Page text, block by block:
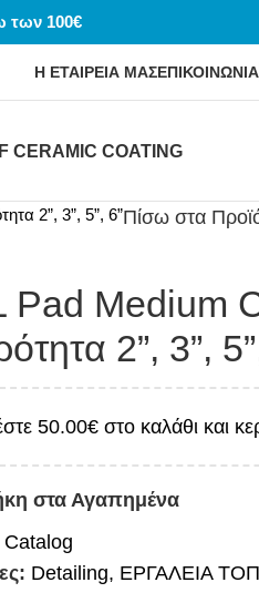
των 100€
Η ΕΤΑΙΡΕΙΑ ΜΑΣΕΠΙΚΟΙΝΩΝΙΑ
CERAMIC COATING
2”, 3”, 5”, 6”Πίσω στα
Pad Medium
2”, 3”,
50.00€ στο καλάθι και
στα Αγαπημένα
Detailing, ΕΡΓΑΛΕΙΑ